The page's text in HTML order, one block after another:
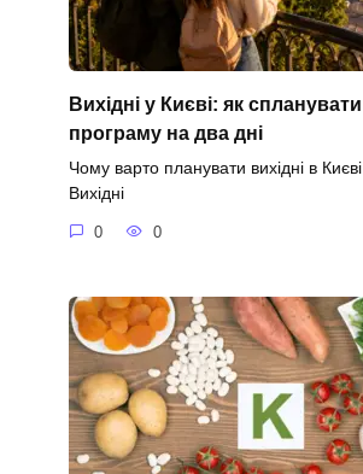
Вихідні у Києві: як
програму на два дні
Чому варто планувати вихідні в Києві
Вихідні
0 0